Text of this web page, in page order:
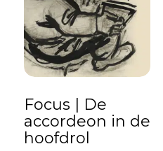
Focus | De
accordeon in de
hoofdrol